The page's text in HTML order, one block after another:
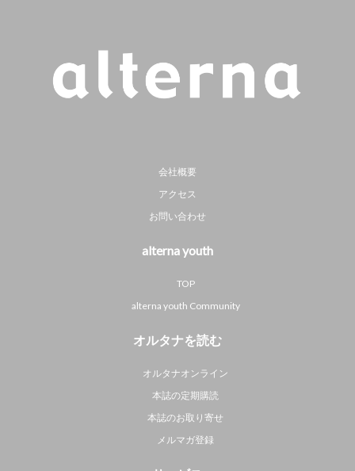
会社概要
アクセス
お問い合わせ
alterna youth
TOP
alterna youth Community
オルタナを読む
オルタナオンライン
本誌の定期購読
本誌のお取り寄せ
メルマガ登録